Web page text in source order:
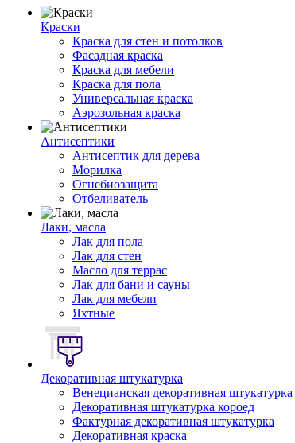
Краски
Краска для стен и потолков
Фасадная краска
Краска для мебели
Краска для пола
Универсальная краска
Аэрозольная краска
Антисептики
Антисептик для дерева
Морилка
Огнебиозащита
Отбеливатель
Лаки, масла
Лак для пола
Лак для стен
Масло для террас
Лак для бани и сауны
Лак для мебели
Яхтные
Декоративная штукатурка
Венецианская декоративная штукатурка
Декоративная штукатурка короед
Фактурная декоративная штукатурка
Декоративная краска